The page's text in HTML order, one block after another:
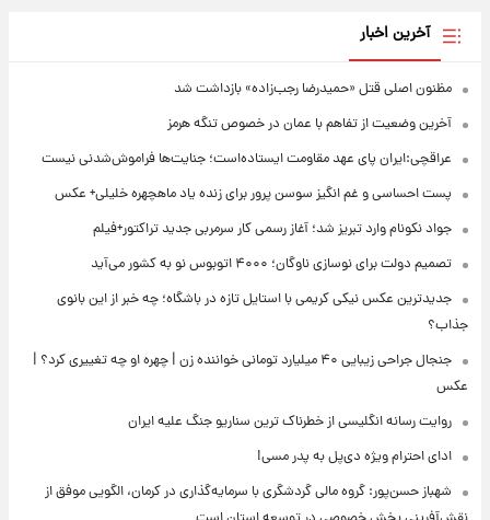
آخرین اخبار
مظنون اصلی قتل «حمیدرضا رجب‌زاده» بازداشت شد
آخرین وضعیت از تفاهم با عمان در خصوص تنگه هرمز
عراقچی:ایران پای عهد مقاومت ایستاده‌است؛ جنایت‌ها فراموش‌شدنی نیست
پست احساسی و غم انگیز سوسن پرور برای زنده یاد ماهچهره خلیلی+ عکس
جواد نکونام وارد تبریز شد؛ آغاز رسمی کار سرمربی جدید تراکتور+فیلم
تصمیم دولت برای نوسازی ناوگان؛ ۴۰۰۰ اتوبوس نو به کشور می‌آید
جدیدترین عکس نیکی کریمی با استایل تازه در باشگاه؛ چه خبر از این بانوی
جذاب؟
جنجال جراحی زیبایی ۴۰ میلیارد تومانی خواننده زن | چهره او چه تغییری کرد؟ |
عکس
روایت رسانه انگلیسی از خطرناک ترین سناریو جنگ علیه ایران
ادای احترام ویژه دی‌پل به پدر مسی!
شهباز حسن‌پور: گروه مالی گردشگری با سرمایه‌گذاری در کرمان، الگویی موفق از